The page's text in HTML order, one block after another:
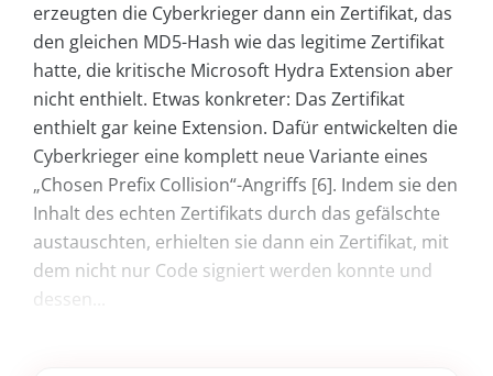
erzeugten die Cyberkrieger dann ein Zertifikat, das
den gleichen MD5-Hash wie das legitime Zertifikat
hatte, die kritische Microsoft Hydra Extension aber
nicht enthielt. Etwas konkreter: Das Zertifikat
enthielt gar keine Extension. Dafür entwickelten die
Cyberkrieger eine komplett neue Variante eines
„Chosen Prefix Collision“-Angriffs [6]. Indem sie den
Inhalt des echten Zertifikats durch das gefälschte
austauschten, erhielten sie dann ein Zertifikat, mit
dem nicht nur Code signiert werden konnte und
dessen...